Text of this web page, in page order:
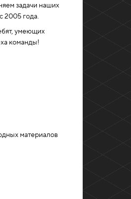
задачи наших
2005 года.
умеющих
команды!
материалов